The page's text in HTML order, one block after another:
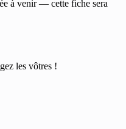
à venir — cette fiche sera
les vôtres !